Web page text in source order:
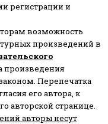
регистрации и
возможность
произведений в
произведения
Перепечатка
его автора, к
авторской странице.
авторы несут